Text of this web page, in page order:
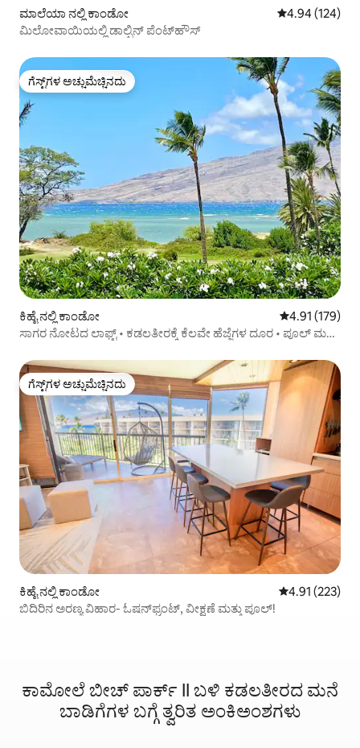
ಮಾಲೆಯಾ ನಲ್ಲಿ ಕಾಂಡೋ 5 ರಲ್ಲಿ 4.94
4.94 (124)
ಮಿಲೋವಾಯಿಯಲ್ಲಿ ಡಾಲ್ಫಿನ್ ಪೆಂಟ್‌ಹೌಸ್
ಗೆಸ್ಟ್‌ಗಳ ಅಚ್ಚುಮೆಚ್ಚಿನದು
ಗೆಸ್ಟ್‌ಗಳ ಅಚ್ಚುಮೆಚ್ಚಿನದು
ಕಿಹೈ ನಲ್ಲಿ ಕಾಂಡೋ 5 ರಲ್ಲಿ 4.91
4.91 (179)
ಸಾಗರ ನೋಟದ ಲಾಫ್ಟ್ • ಕಡಲತೀರಕ್ಕೆ ಕೆಲವೇ ಹೆಜ್ಜೆಗಳ ದೂರ • ಪೂಲ್ ಮತ್ತು
ಗೆಸ್ಟ್‌ಗಳ ಅಚ್ಚುಮೆಚ್ಚಿನದು
ಗೆಸ್ಟ್‌ಗಳ ಅಚ್ಚುಮೆಚ್ಚಿನದು
ಕಿಹೈ ನಲ್ಲಿ ಕಾಂಡೋ 5 ರಲ್ಲಿ 4.91
4.91 (223)
ಬಿದಿರಿನ ಅರಣ್ಯ ವಿಹಾರ- ಓಷನ್‌ಫ್ರಂಟ್, ವೀಕ್ಷಣೆ ಮತ್ತು ಪೂಲ್!
ಕಾಮೋಲೆ ಬೀಚ್ ಪಾರ್ಕ್ II ಬಳಿ ಕಡಲತೀರದ ಮನೆ
ಬಾಡಿಗೆಗಳ ಬಗ್ಗೆ ತ್ವರಿತ ಅಂಕಿಅಂಶಗಳು